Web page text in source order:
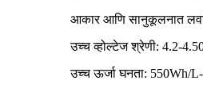
आकार आणि सानुकूलनात
उच्च व्होल्टेज श्रेणी: 4.2-
उच्च ऊर्जा घनता: 550Wh/